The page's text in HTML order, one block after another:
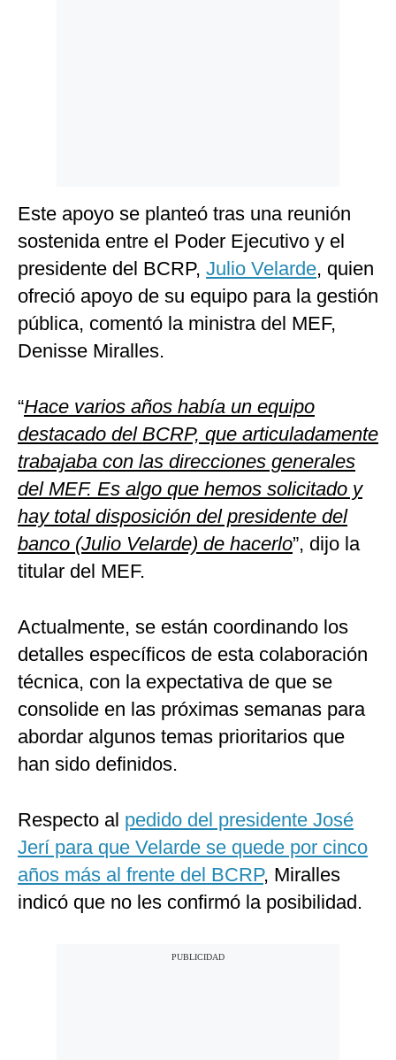
Este apoyo se planteó tras una reunión
sostenida entre el Poder Ejecutivo y el
presidente del BCRP, Julio Velarde, quien
ofreció apoyo de su equipo para la gestión
pública, comentó la ministra del MEF,
Denisse Miralles.
“Hace varios años había un equipo
destacado del BCRP, que articuladamente
trabajaba con las direcciones generales
del MEF. Es algo que hemos solicitado y
hay total disposición del presidente del
banco (Julio Velarde) de hacerlo”, dijo la
titular del MEF.
Actualmente, se están coordinando los
detalles específicos de esta colaboración
técnica, con la expectativa de que se
consolide en las próximas semanas para
abordar algunos temas prioritarios que
han sido definidos.
Respecto al pedido del presidente José
Jerí para que Velarde se quede por cinco
años más al frente del BCRP, Miralles
indicó que no les confirmó la posibilidad.